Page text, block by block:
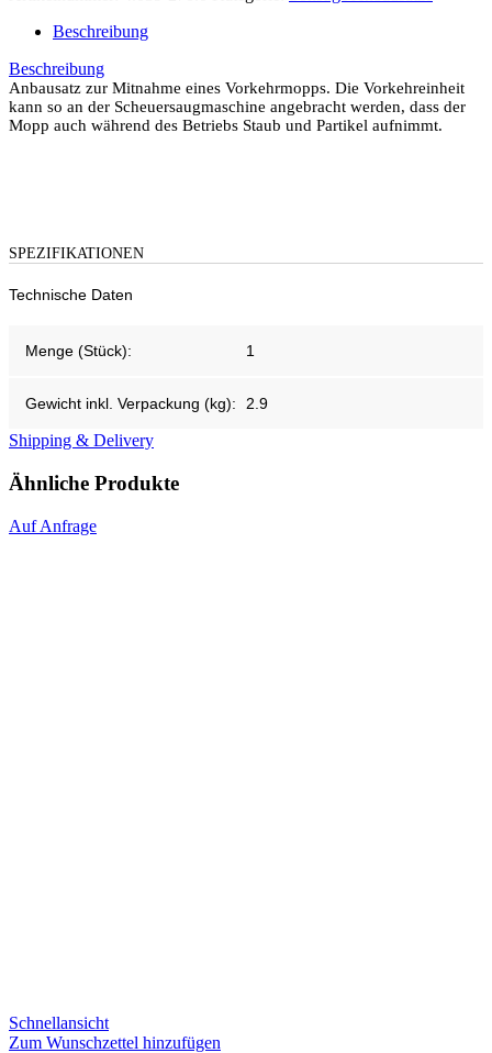
Beschreibung
Beschreibung
Anbausatz zur Mitnahme eines Vorkehrmopps. Die Vorkehreinheit
kann so an der Scheuersaugmaschine angebracht werden, dass der
Mopp auch während des Betriebs Staub und Partikel aufnimmt.
SPEZIFIKATIONEN
Technische Daten
Menge (Stück): 1
Gewicht inkl. Verpackung (kg): 2.9
Shipping & Delivery
Ähnliche Produkte
Auf Anfrage
Schnellansicht
Zum Wunschzettel hinzufügen